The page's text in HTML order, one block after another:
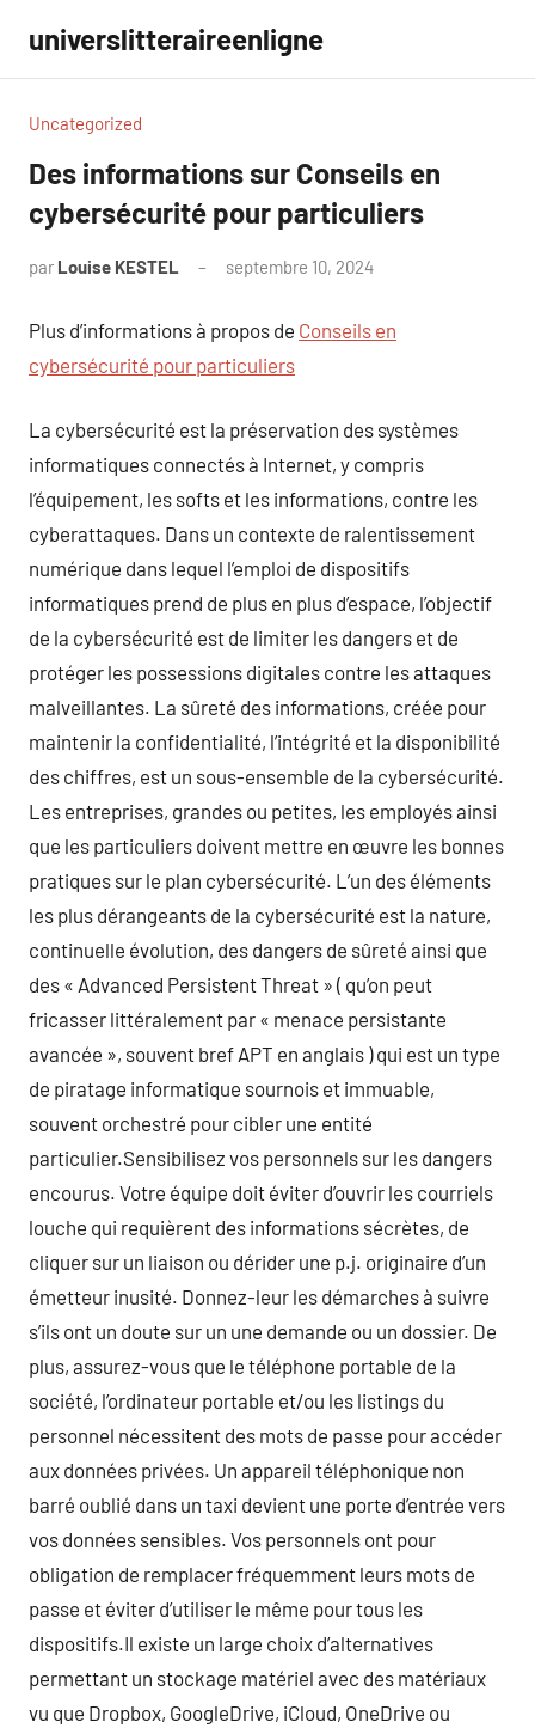
contenu
universlitteraireenligne
Uncategorized
Des informations sur Conseils en
cybersécurité pour particuliers
par Louise KESTEL septembre 10, 2024
Plus d’informations à propos de Conseils en
cybersécurité pour particuliers
La cybersécurité est la préservation des systèmes
informatiques connectés à Internet, y compris
l’équipement, les softs et les informations, contre les
cyberattaques. Dans un contexte de ralentissement
numérique dans lequel l’emploi de dispositifs
informatiques prend de plus en plus d’espace, l’objectif
de la cybersécurité est de limiter les dangers et de
protéger les possessions digitales contre les attaques
malveillantes. La sûreté des informations, créée pour
maintenir la confidentialité, l’intégrité et la disponibilité
des chiffres, est un sous-ensemble de la cybersécurité.
Les entreprises, grandes ou petites, les employés ainsi
que les particuliers doivent mettre en œuvre les bonnes
pratiques sur le plan cybersécurité. L’un des éléments
les plus dérangeants de la cybersécurité est la nature,
continuelle évolution, des dangers de sûreté ainsi que
des « Advanced Persistent Threat » ( qu’on peut
fricasser littéralement par « menace persistante
avancée », souvent bref APT en anglais ) qui est un type
de piratage informatique sournois et immuable,
souvent orchestré pour cibler une entité
particulier.Sensibilisez vos personnels sur les dangers
encourus. Votre équipe doit éviter d’ouvrir les courriels
louche qui requièrent des informations sécrètes, de
cliquer sur un liaison ou dérider une p.j. originaire d’un
émetteur inusité. Donnez-leur les démarches à suivre
s’ils ont un doute sur un une demande ou un dossier. De
plus, assurez-vous que le téléphone portable de la
société, l’ordinateur portable et/ou les listings du
personnel nécessitent des mots de passe pour accéder
aux données privées. Un appareil téléphonique non
barré oublié dans un taxi devient une porte d’entrée vers
vos données sensibles. Vos personnels ont pour
obligation de remplacer fréquemment leurs mots de
passe et éviter d’utiliser le même pour tous les
dispositifs.Il existe un large choix d’alternatives
permettant un stockage matériel avec des matériaux
vu que Dropbox, GoogleDrive, iCloud, OneDrive ou